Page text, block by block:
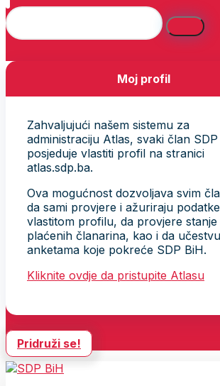
Moj profil
Zahvaljujući našem sistemu za
administraciju Atlas, svaki član SDP
posjeduje vlastiti profil na stranici
atlas.sdp.ba.
Ova mogućnost dozvoljava svim
da sami provjere i ažuriraju
vlastitom profilu, da provjere stanje
plaćenih članarina, kao i da
anketama koje pokreće SDP BiH.
Kliknite ovdje da pristupite Atlasu
Pridruži se!